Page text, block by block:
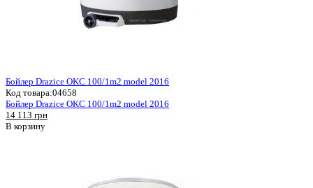
Бойлер Drazice OKC 100/1m2 model 2016
Код товара:04658
Бойлер Drazice OKC 100/1m2 model 2016
14 113 грн
В корзину